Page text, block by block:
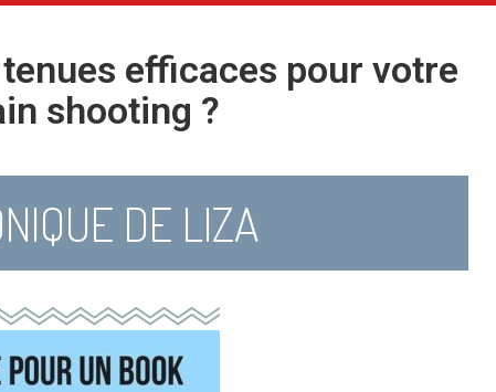
efficaces pour votre
shooting ?
DE LIZA